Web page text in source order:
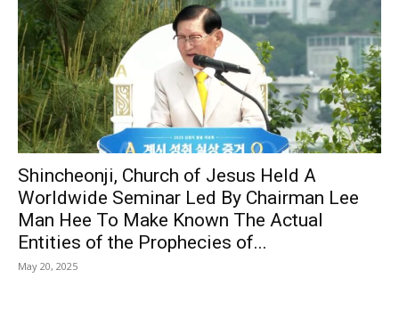
Shincheonji, Church of Jesus Held A
Worldwide Seminar Led By Chairman Lee
Man Hee To Make Known The Actual
Entities of the Prophecies of...
May 20, 2025